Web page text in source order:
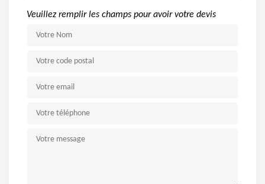
Veuillez remplir les champs pour avoir votre devis